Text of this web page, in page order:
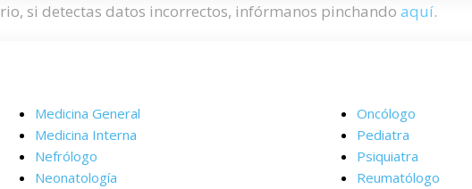
si detectas datos incorrectos, infórmanos pinchando aquí.
Medicina General
Medicina Interna
Nefrólogo
Neonatología
Oncólogo
Pediatra
Psiquiatra
Reumatólogo